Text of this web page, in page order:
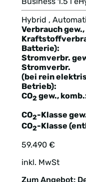
Hybrid ,
Verbrauch
Batterie):
Stromverbr.
Stromverbr.
(bei rein
Betrieb):
CO2 gew.,
CO2-Klasse
CO2-Klasse
59.490 €
inkl. MwSt
Zum Angebot: